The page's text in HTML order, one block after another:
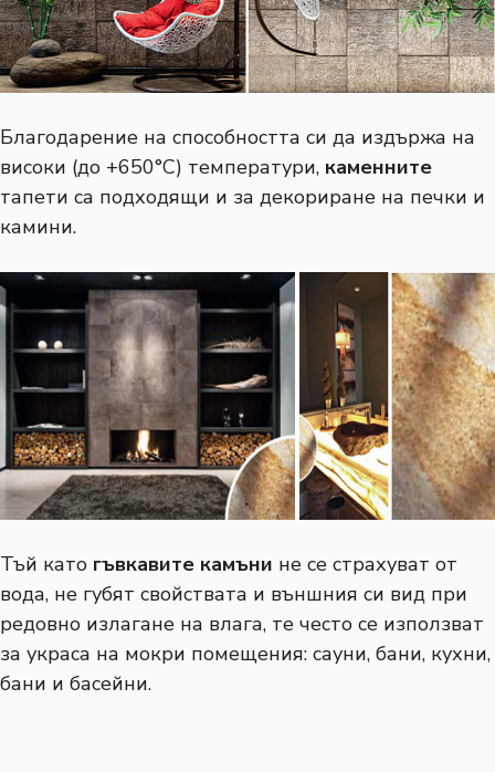
Благодарение на способността си да издържа на
високи (до +650°C) температури, каменните
тапети са подходящи и за декориране на печки и
камини.
Тъй като гъвкавите камъни не се страхуват от
вода, не губят свойствата и външния си вид при
редовно излагане на влага, те често се използват
за украса на мокри помещения: сауни, бани, кухни,
бани и басейни.